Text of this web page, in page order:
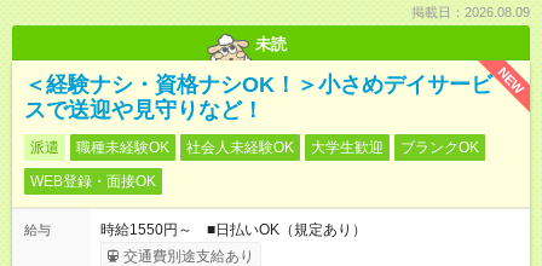
掲載日：2026.08.09
未読
NEW
＜経験ナシ・資格ナシOK！＞小さめデイサービ
スで送迎や見守りなど！
派遣 職種未経験OK 社会人未経験OK 大学生歓迎
ブランクOK
WEB登録・面接OK
給与
時給1550円～ ■日払いOK（規定あり）
交通費別途支給あり